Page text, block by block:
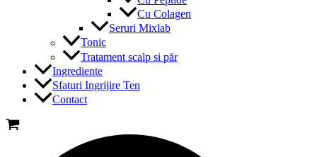
Cu Colagen
Seruri Mixlab
Tonic
Tratament scalp si păr
Ingrediente
Sfaturi Ingrijire Ten
Contact